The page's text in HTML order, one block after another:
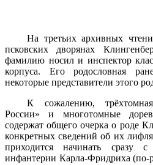
На третьих архивных
псковских дворянах
фамилию носил и инспектор
корпуса. Его родословная
некоторые представители этого
К сожалению,
России» и многотомные
содержат общего очерка о роде
конкретных сведений об их
приходится начинать сразу
инфантерии Карла-Фридриха (по-